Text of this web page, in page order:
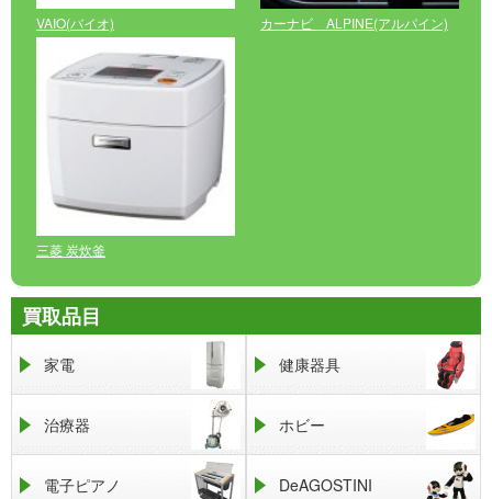
VAIO(バイオ) カーナビ ALPINE(アルパイン)
三菱 炭炊釜
買取品目
家電 健康器具
治療器 ホビー
電子ピアノ DeAGOSTINI